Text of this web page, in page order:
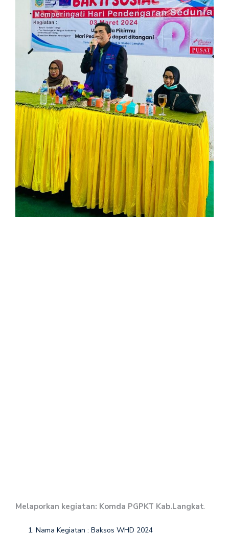
Melaporkan kegiatan: Komda PGPKT Kab.Langkat.
Nama Kegiatan : Baksos WHD 2024